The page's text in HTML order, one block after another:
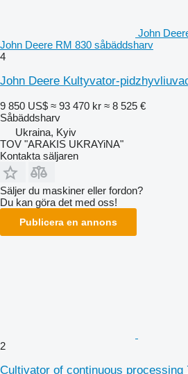
John
John Deere RM 830 såbäddsharv
4
John Deere Kultyvator-
9 850 US$ ≈ 93 470 kr ≈ 8 525 €
Såbäddsharv
Ukraina, Kyiv
TOV "ARAKIS UKRAYiNA"
Kontakta säljaren
Säljer du maskiner eller fordon?
Du kan göra det med oss!
Publicera en annons
2
Cultivator of continuous processing